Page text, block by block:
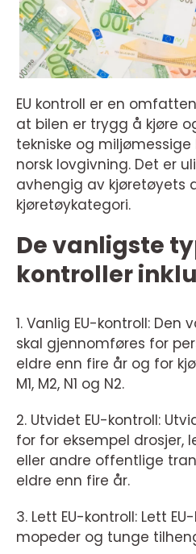
EU kontroll er en
at bilen er trygg å kjøre
tekniske og
norsk lovgivning. Det er
avhengig av kjøretøyets
kjøretøykategori.
De vanligste
kontroller
1. Vanlig EU-kontroll: Den
skal gjennomføres for
eldre enn fire år og for
M1, M2, N1 og N2.
2. Utvidet EU-kontroll:
for for eksempel drosjer,
eller andre offentlige
eldre enn fire år.
3. Lett EU-kontroll: Lett
mopeder og tunge